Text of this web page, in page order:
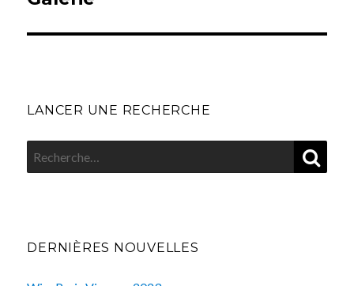
LANCER UNE RECHERCHE
pour
DERNIÈRES NOUVELLES